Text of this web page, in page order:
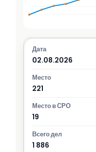
02.08.2026
221
19
1 886